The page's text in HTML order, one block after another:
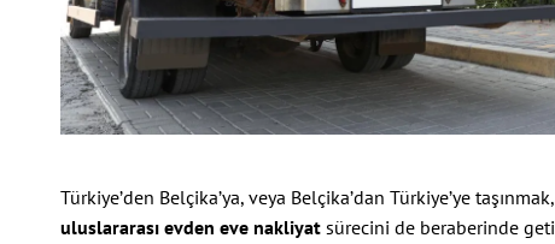
Türkiye’den Belçika’ya, veya Belçika’dan Türkiye’ye
uluslararası evden eve nakliyat sürecini de beraberinde